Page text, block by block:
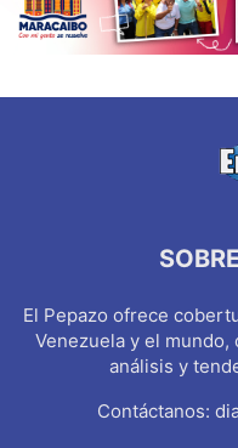
El Pepazo ofrece
Venezuela y el mundo,
análisis y
Contáctanos: